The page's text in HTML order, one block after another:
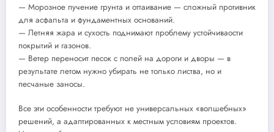
— Морозное пучение грунта и оттаивание — сложный противник
для асфальта и фундаментных оснований.
— Летняя жара и сухость поднимают проблему устойчиваости
покрытий и газонов.
— Ветер переносит песок с полей на дороги и дворы — в
результате летом нужно убирать не только листва, но и
песчаные заносы.
Все эти особенности требуют не универсальных «волшебных»
решений, а адаптированных к местным условиям проектов.